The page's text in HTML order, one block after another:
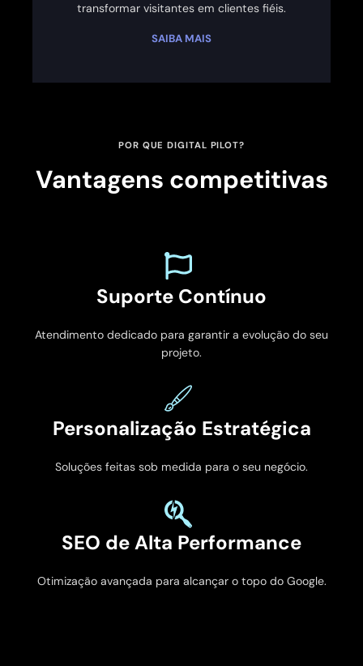
transformar visitantes em clientes fiéis.
SAIBA MAIS
POR QUE DIGITAL PILOT?
Vantagens competitivas
Suporte Contínuo
Atendimento dedicado para garantir a evolução do seu
projeto.
Personalização Estratégica
Soluções feitas sob medida para o seu negócio.
SEO de Alta Performance
Otimização avançada para alcançar o topo do Google.